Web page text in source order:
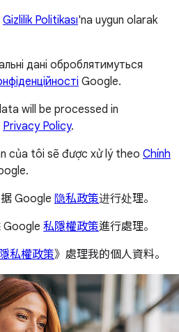
Gizlilik Politikası'na uygun olarak
дані оброблятимуться
Google.
will be processed in
Privacy Policy.
của tôi sẽ được xử lý theo Chính
Google 隐私政策进行处理。
Google 私隱權政策進行處理。
隱私權政策》處理我的個人資料。